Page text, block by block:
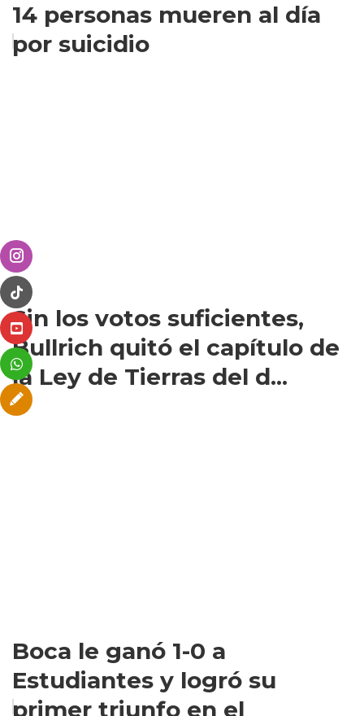
14 personas mueren al día
por suicidio
Sin los votos suficientes,
Bullrich quitó el capítulo de
la Ley de Tierras del d...
Boca le ganó 1-0 a
Estudiantes y logró su
primer triunfo en el